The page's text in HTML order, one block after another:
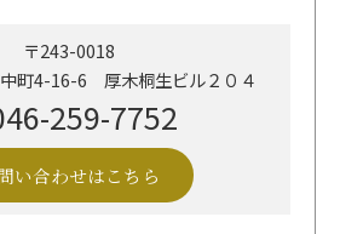
〒243-0018
町4-16-6 厚木桐生ビル２０４
259-7752
い合わせはこちら